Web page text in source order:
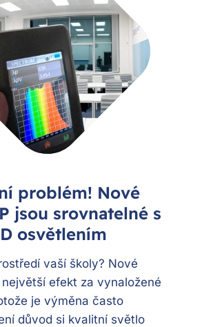
problém! Nové
jsou srovnatelné s
osvětlením
vaší školy? Nové
efekt za vynaložené
je výměna často
důvod si kvalitní světlo